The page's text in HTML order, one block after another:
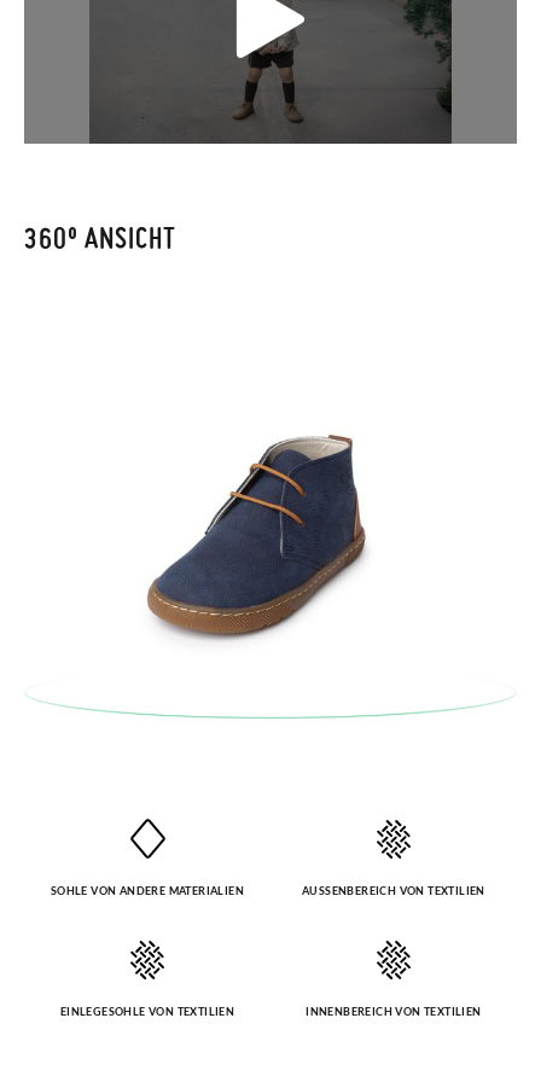
Wenn Sie ein Kundenkonto haben, loggen Sie sich einfach ein,
um den Vorgang zu starten. Wenn Sie als Gast bestellt haben,
Ruecksendung
automatisch an Ihr Postfach gesendet.
360º ANSICHT
SOHLE VON ANDERE MATERIALIEN AUSSENBEREICH VON TEXTILIEN
EINLEGESOHLE VON TEXTILIEN INNENBEREICH VON TEXTILIEN